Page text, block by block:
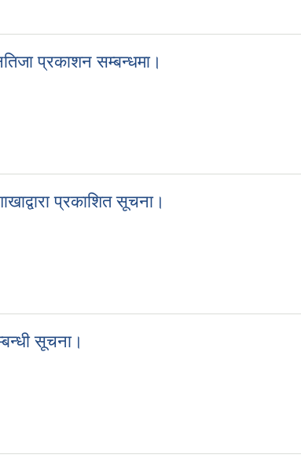
प्रकाशन सम्बन्धमा।
प्रकाशित सूचना।
सूचना।